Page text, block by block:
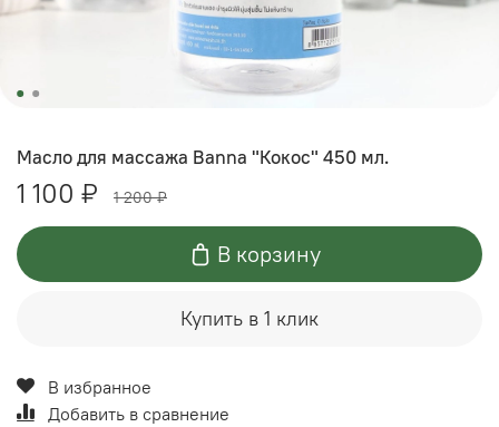
Масло для массажа Banna "Кокос" 450 мл.
1 100 ₽ 1 200 ₽
В корзину
Купить в 1 клик
В избранное
Добавить в сравнение